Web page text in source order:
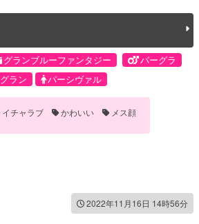
グランブルーファンタジー
パーグラ
グラン
パーシヴァル
イチャラブ かわいい メス顔
2022年11月16日 14時56分